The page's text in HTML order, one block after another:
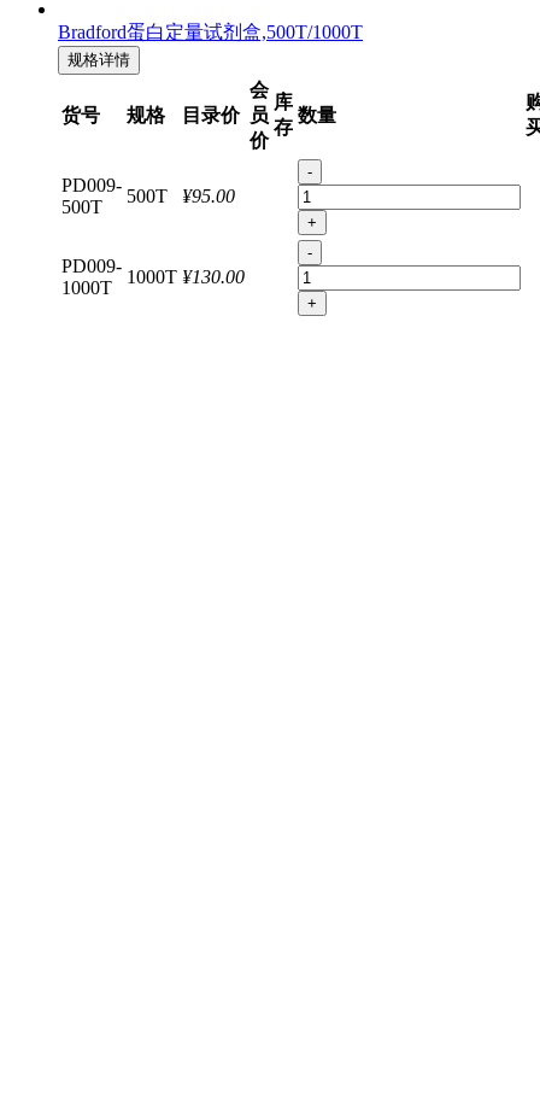
Bradford蛋白定量试剂盒,500T/1000T
规格详情
货号 规格 目录价
会
员
价
库
存
数量
PD009-
500T
500T ¥95.00
-
+
PD009-
1000T
1000T ¥130.00
-
+